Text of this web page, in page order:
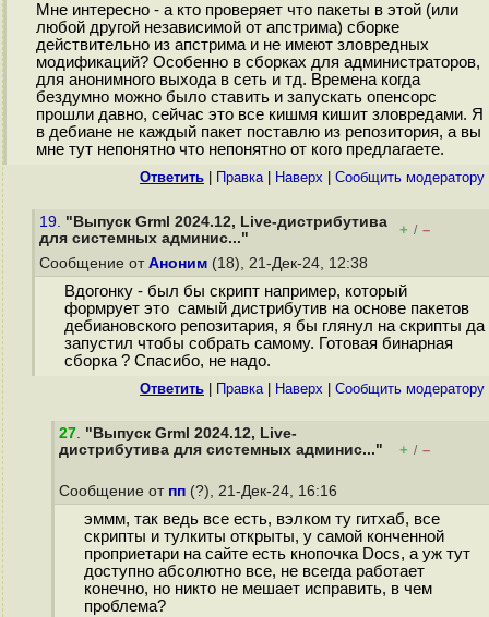
Мне интересно - а кто проверяет что пакеты в этой (или
любой другой независимой от апстрима) сборке
действительно из апстрима и не имеют зловредных
модификаций? Особенно в сборках для администраторов,
для анонимного выхода в сеть и тд. Времена когда
бездумно можно было ставить и запускать опенсорс
прошли давно, сейчас это все кишмя кишит зловредами. Я
в дебиане не каждый пакет поставлю из репозитория, а вы
мне тут непонятно что непонятно от кого предлагаете.
Ответить Правка| Наверх Cообщить модератору
19. "Выпуск Grml 2024.12, Live-дистрибутива
для системных админис..."
+ / –
Сообщение от Аноним (18), 21-Дек-24, 12:38
Вдогонку - был бы скрипт например, который
формрует это самый дистрибутив на основе пакетов
дебиановского репозитария, я бы глянул на скрипты да
запустил чтобы собрать самому. Готовая бинарная
сборка ? Спасибо, не надо.
Ответить Правка| Наверх Cообщить модератору
27. "Выпуск Grml 2024.12, Live-
дистрибутива для системных админис..."
+ / –
Сообщение от пп (?), 21-Дек-24, 16:16
эммм, так ведь все есть, вэлком ту гитхаб, все
скрипты и тулкиты открыты, у самой конченной
проприетари на сайте есть кнопочка Docs, а уж тут
доступно абсолютно все, не всегда работает
конечно, но никто не мешает исправить, в чем
проблема?